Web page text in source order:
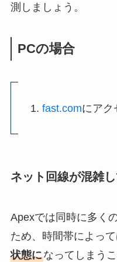
測しましょう。
PCの場合
fast.comにアク
ネット回線が混雑
Apexでは同時に多く
ため、時間帯によっ
状態になってしまう